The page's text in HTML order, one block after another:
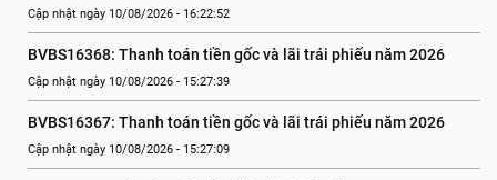
Cập nhật ngày 10/08/2026 - 16:22:52
BVBS16368: Thanh toán tiền gốc và lãi trái phiếu năm 2026
Cập nhật ngày 10/08/2026 - 15:27:39
BVBS16367: Thanh toán tiền gốc và lãi trái phiếu năm 2026
Cập nhật ngày 10/08/2026 - 15:27:09